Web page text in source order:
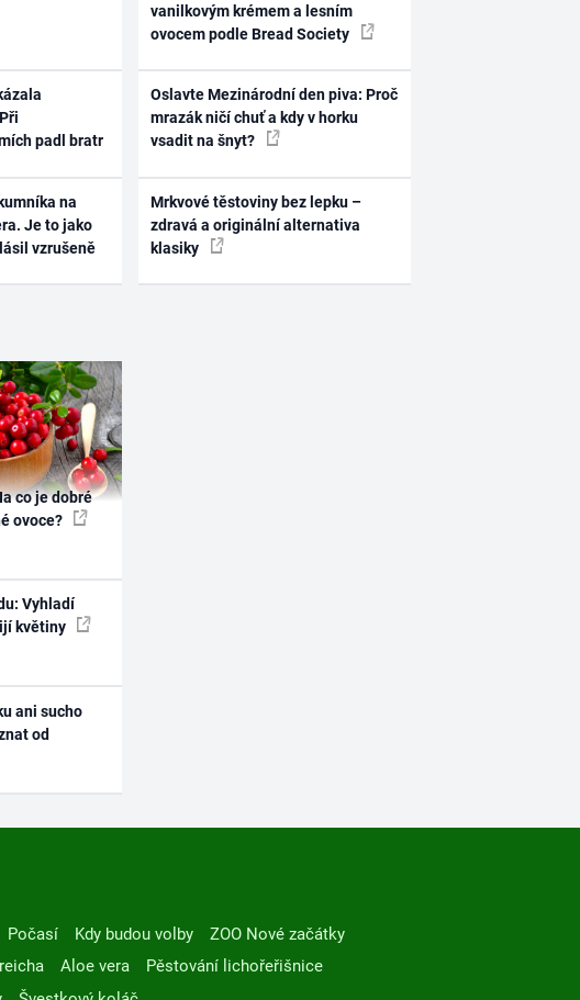
padl bratr
na
Je to jako
vzrušeně
vanilkovým krémem a lesním
ovocem podle Bread Society
Oslavte Mezinárodní den piva: Proč
mrazák ničí chuť a kdy v horku
vsadit na šnyt?
Mrkvové těstoviny bez lepku –
zdravá a originální alternativa
klasiky
co je dobré
ovoce?
Vyhladí
květiny
ani sucho
od
Počasí Kdy budou volby
ZOO Nové začátky
Aloe vera
Pěstování lichořeřišnice